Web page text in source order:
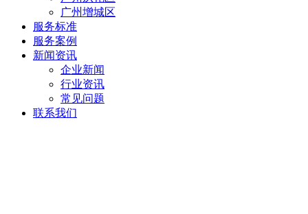
广州增城区
服务标准
服务案例
新闻资讯
企业新闻
行业资讯
常见问题
联系我们